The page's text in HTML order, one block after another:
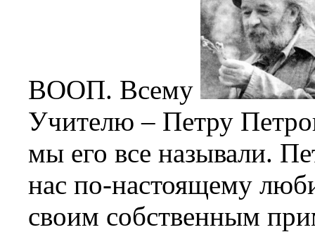
ВООП. Всему
Учителю – Петру
мы его все называли.
нас по-настоящему
своим собственным